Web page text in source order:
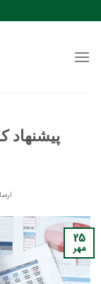
پیشنهاد
25
مهر